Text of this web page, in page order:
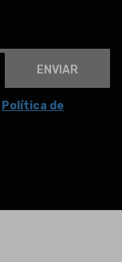
ENVIAR
Política de